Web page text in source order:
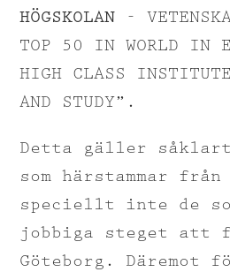
HÖGSKOLAN -
TOP 50 IN WORLD IN
HIGH CLASS
AND STUDY”.
Detta gäller
som härstammar från
speciellt inte de
jobbiga steget
Göteborg. Däremot